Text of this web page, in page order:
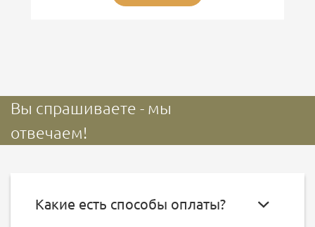
Вы спрашиваете - мы
отвечаем!
Какие есть способы оплаты?